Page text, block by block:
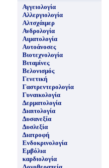
Αγγειολογία
Αλλεργιολογία
Αλτσχάιμερ
Ανδρολογία
Αιματολογία
Αυτοάνοσες
Βιοτεχνολογία
Βιταμίνες
Βελονισμός
Γενετική
Γαστρεντερολογία
Γυναικολογία
Δερματολογία
Διαιτολογία
Δυσανεξία
Δυσλεξία
Διατροφή
Ενδοκρινολογία
Εμβόλια
καρδιολογία